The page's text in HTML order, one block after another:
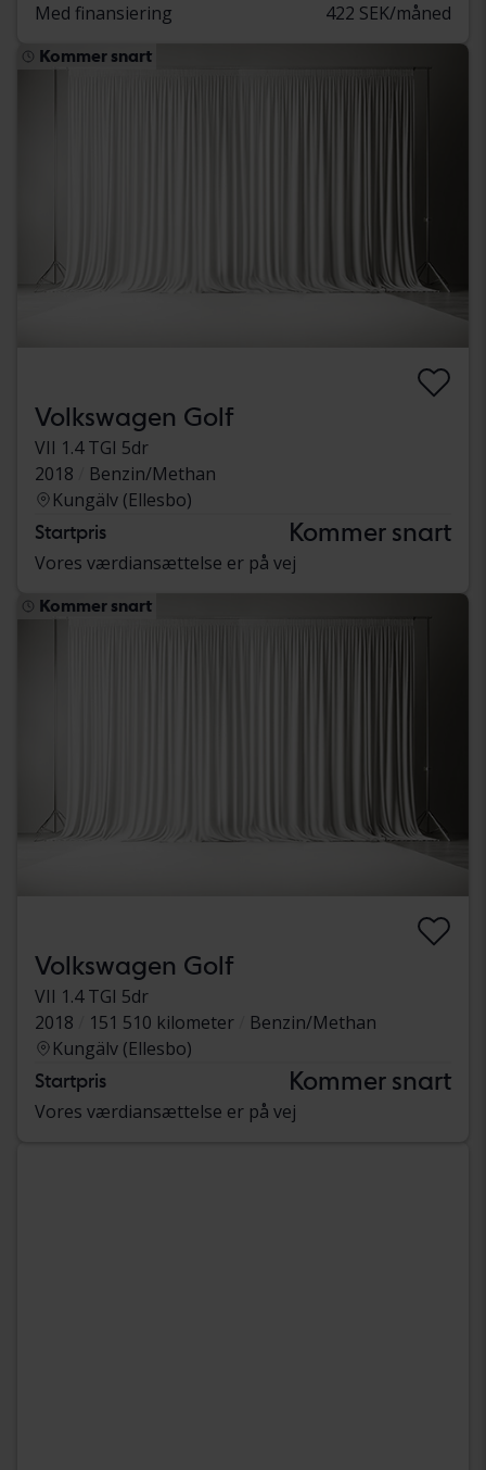
Med finansiering 422 SEK/måned
Kommer snart
Volkswagen Golf
VII 1.4 TGI 5dr
2018
Benzin/Methan
Kungälv (Ellesbo)
Startpris Kommer snart
Vores værdiansættelse er på vej
Kommer snart
Volkswagen Golf
VII 1.4 TGI 5dr
2018
151 510 kilometer
Benzin/Methan
Kungälv (Ellesbo)
Startpris Kommer snart
Vores værdiansættelse er på vej